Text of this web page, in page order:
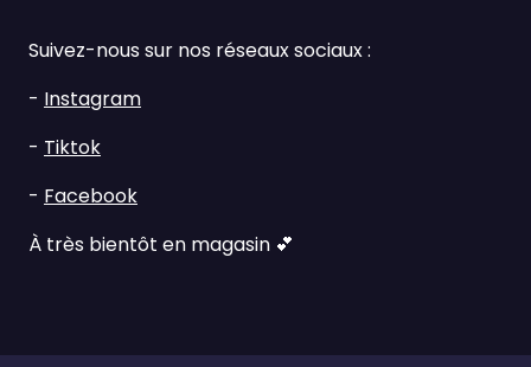
Suivez-nous sur nos réseaux sociaux :
- Instagram
- Tiktok
- Facebook
À très bientôt en magasin 💕